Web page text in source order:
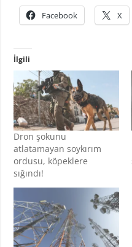
Facebook X
İlgili
Dron şokunu
atlatamayan soykırım
ordusu, köpeklere
sığındı!